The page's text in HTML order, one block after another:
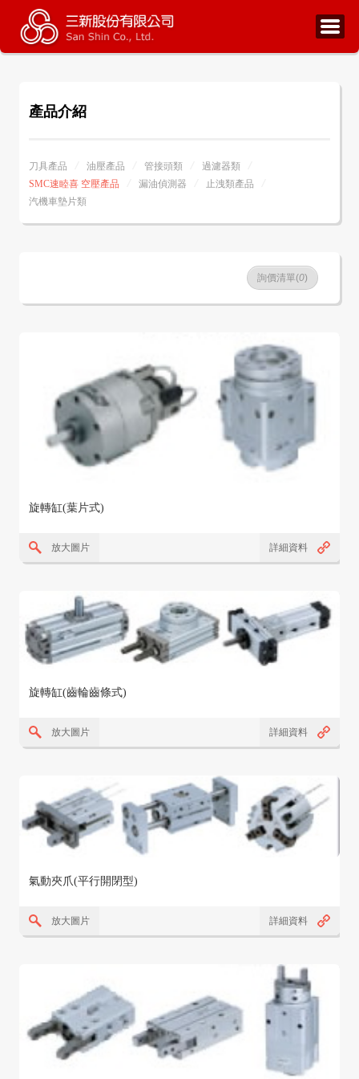
產品介紹
刀具產品 油壓產品 管接頭類
過濾器類
SMC速睦喜 空壓產品
漏油偵測器
止洩類產品
汽機車墊片類
詢價清單(0)
旋轉缸(葉片式)
放大圖片 詳細資料
旋轉缸(齒輪齒條式)
放大圖片 詳細資料
氣動夾爪(平行開閉型)
放大圖片 詳細資料